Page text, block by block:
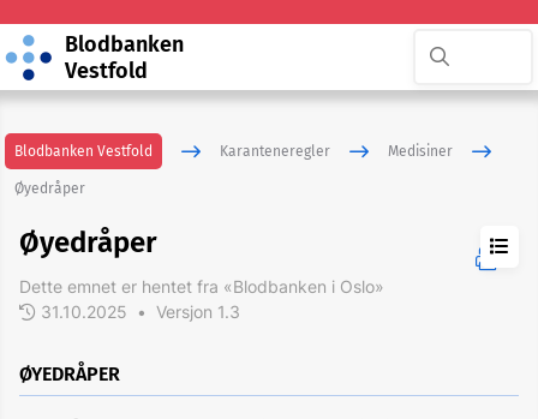
Blodbanken
Vestfold
Blodbanken Vestfold Karanteneregler Medisiner
Øyedråper
Allergi
og
Antibiotika
Øyedråper
Dette emnet er hentet fra «Blodbanken i Oslo»
31.10.2025
• Versjon 1.3
ØYEDRÅPER